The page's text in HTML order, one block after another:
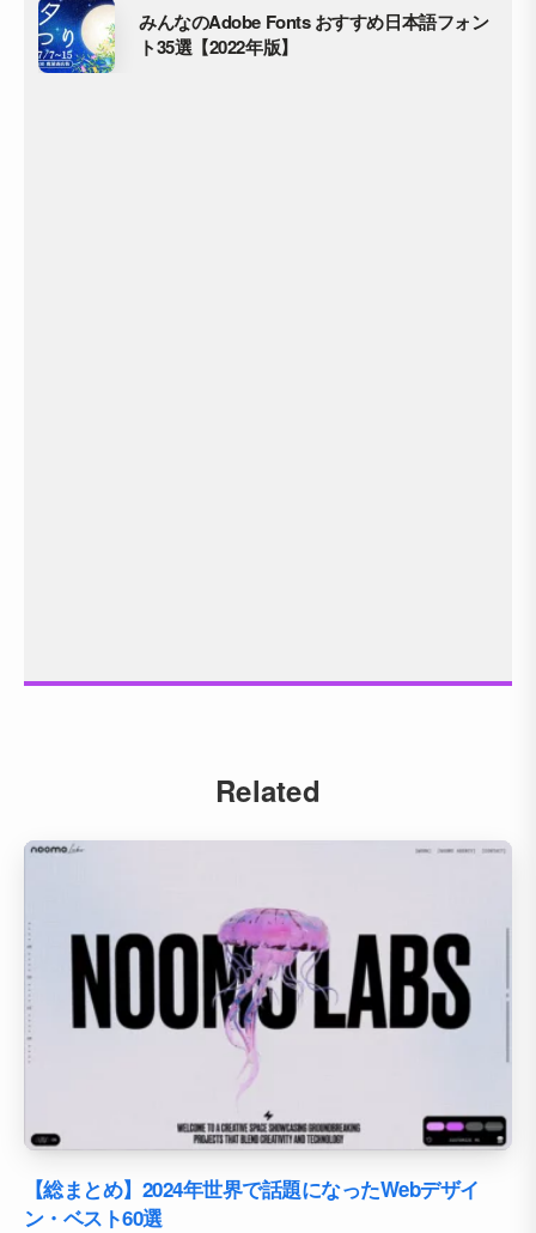
みんなのAdobe Fonts おすすめ日本語フォン
ト35選【2022年版】
Related
【総まとめ】2024年世界で話題になったWebデザイ
ン・ベスト60選